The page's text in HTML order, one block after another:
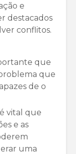
e
destacados
conflitos.
que
que
de o
vital que
e as
uma